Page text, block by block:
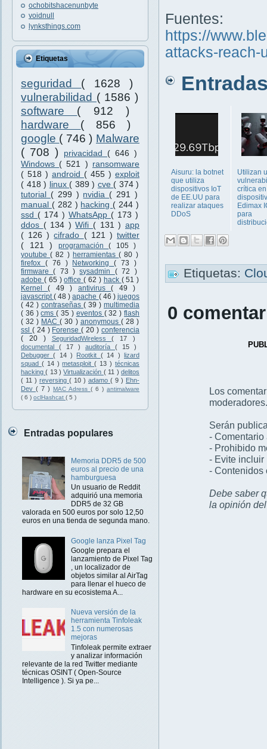
ochobitshacenunbyte
voidnull
lynksthings.com
Etiquetas
seguridad ( 1628 )
vulnerabilidad ( 1586 )
software ( 912 )
hardware ( 856 )
google ( 746 ) Malware
( 708 )
privacidad ( 646 )
Windows ( 521 ) ransomware
( 518 ) android ( 455 ) exploit
( 418 ) linux ( 389 ) cve ( 374 )
tutorial ( 299 ) nvidia ( 291 )
manual ( 282 ) hacking ( 244 )
ssd ( 174 ) WhatsApp ( 173 )
ddos ( 134 )Wifi ( 131 ) app
( 126 )cifrado ( 121 )twitter
( 121 ) programación( 105 )
youtube( 82 ) herramientas( 80 )
firefox ( 76 ) Networking( 73 )
firmware( 73 )sysadmin ( 72 )
adobe ( 65 )office( 62 ) hack ( 51 )
Kernel( 49 ) antivirus( 49 )
javascript( 48 )apache ( 46 ) juegos
( 42 ) contraseñas ( 39 ) multimedia
( 36 )cms( 35 ) eventos ( 32 )flash
( 32 ) MAC( 30 ) anonymous ( 28 )
ssl ( 24 ) Forense( 20 ) conferencia
( 20 )
SeguridadWireless( 17 )
documental ( 17 ) auditoría ( 15 )
Debugger( 14 ) Rootkit ( 14 ) lizard
squad ( 14 )metasploit( 13 ) técnicas
hacking( 13 )Virtualización ( 11 ) delitos
( 11 ) reversing ( 10 ) adamo ( 9 ) Ehn-
Dev ( 7 ) MAC Adress ( 6 ) antimalware
( 6 ) oclHashcat ( 5 )
Entradas populares
Memoria DDR5 de 500
euros al precio de una
hamburguesa
Un usuario de Reddit
adquirió una memoria
DDR5 de 32 GB
valorada en 500 euros por solo 12,50
euros en una tienda de segunda mano.
Google lanza Pixel Tag
Google prepara el
lanzamiento de Pixel Tag
, un localizador de
objetos similar al AirTag
para llenar el hueco de
hardware en su ecosistema A...
Nueva versión de la
herramienta Tinfoleak
1.5 con numerosas
mejoras
Tinfoleak permite extraer
y analizar información
relevante de la red Twitter mediante
técnicas OSINT ( Open-Source
Intelligence ). Si ya pe...
Fuentes:
https://
attacks-reach-
Entradas
Aisuru: la botnet
que utiliza
dispositivos IoT
de EE.UU para
realizar ataques
DDoS
Utilizan
crítica en
Edimax
para
Etiquetas:
0
Los
moderadores.
Serán
- Comentario
- Prohibido
- Evite incluir
- Contenidos
Debe saber
la opinión